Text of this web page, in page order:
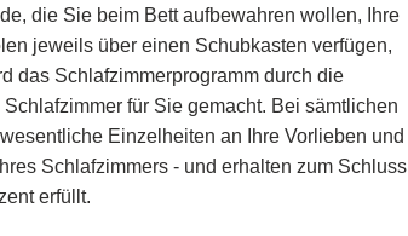
die Sie beim Bett aufbewahren wollen, Ihre
jeweils über einen Schubkasten verfügen,
das Schlafzimmerprogramm durch die
für Sie gemacht. Bei sämtlichen
Einzelheiten an Ihre Vorlieben und
Schlafzimmers - und erhalten zum Schluss
erfüllt.